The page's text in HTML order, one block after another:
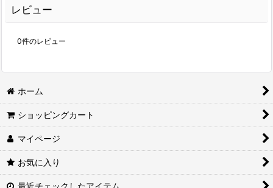
レビュー
0件のレビュー
ホーム
ショッピングカート
マイページ
お気に入り
最近チェックしたアイテム